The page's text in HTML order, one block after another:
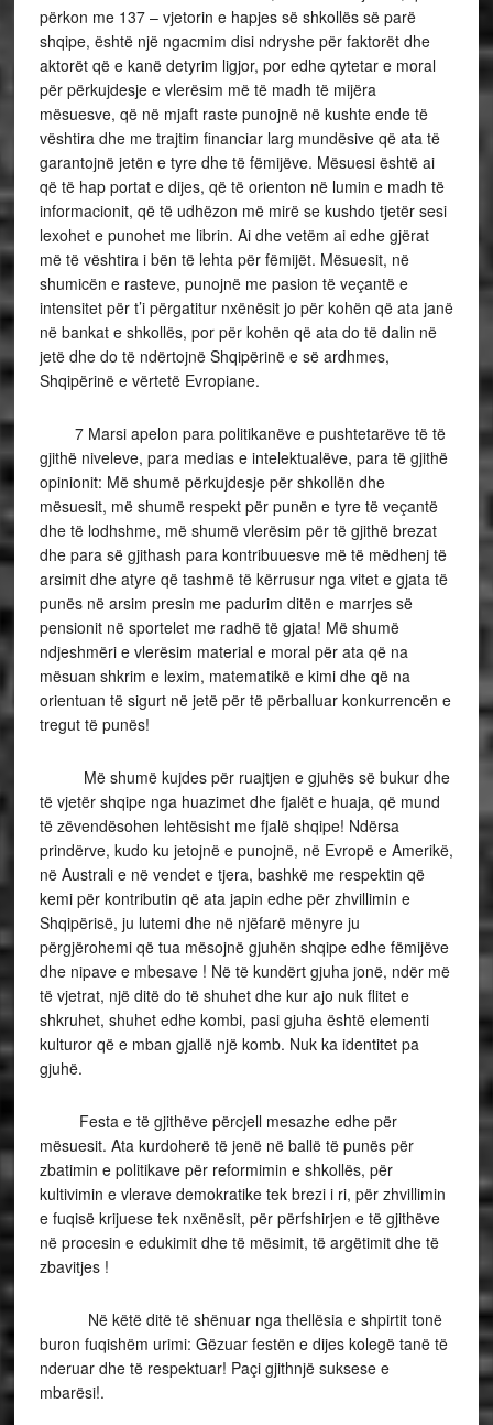
përkon me 137 – vjetorin e hapjes së shkollës së parë
shqipe, është një ngacmim disi ndryshe për faktorët dhe
aktorët që e kanë detyrim ligjor, por edhe qytetar e moral
për përkujdesje e vlerësim më të madh të mijëra
mësuesve, që në mjaft raste punojnë në kushte ende të
vështira dhe me trajtim financiar larg mundësive që ata të
garantojnë jetën e tyre dhe të fëmijëve. Mësuesi është ai
që të hap portat e dijes, që të orienton në lumin e madh të
informacionit, që të udhëzon më mirë se kushdo tjetër sesi
lexohet e punohet me librin. Ai dhe vetëm ai edhe gjërat
më të vështira i bën të lehta për fëmijët. Mësuesit, në
shumicën e rasteve, punojnë me pasion të veçantë e
intensitet për t’i përgatitur nxënësit jo për kohën që ata janë
në bankat e shkollës, por për kohën që ata do të dalin në
jetë dhe do të ndërtojnë Shqipërinë e së ardhmes,
Shqipërinë e vërtetë Evropiane.
7 Marsi apelon para politikanëve e pushtetarëve të të
gjithë niveleve, para medias e intelektualëve, para të gjithë
opinionit: Më shumë përkujdesje për shkollën dhe
mësuesit, më shumë respekt për punën e tyre të veçantë
dhe të lodhshme, më shumë vlerësim për të gjithë brezat
dhe para së gjithash para kontribuuesve më të mëdhenj të
arsimit dhe atyre që tashmë të kërrusur nga vitet e gjata të
punës në arsim presin me padurim ditën e marrjes së
pensionit në sportelet me radhë të gjata! Më shumë
ndjeshmëri e vlerësim material e moral për ata që na
mësuan shkrim e lexim, matematikë e kimi dhe që na
orientuan të sigurt në jetë për të përballuar konkurrencën e
tregut të punës!
Më shumë kujdes për ruajtjen e gjuhës së bukur dhe
të vjetër shqipe nga huazimet dhe fjalët e huaja, që mund
të zëvendësohen lehtësisht me fjalë shqipe! Ndërsa
prindërve, kudo ku jetojnë e punojnë, në Evropë e Amerikë,
në Australi e në vendet e tjera, bashkë me respektin që
kemi për kontributin që ata japin edhe për zhvillimin e
Shqipërisë, ju lutemi dhe në njëfarë mënyre ju
përgjërohemi që tua mësojnë gjuhën shqipe edhe fëmijëve
dhe nipave e mbesave ! Në të kundërt gjuha jonë, ndër më
të vjetrat, një ditë do të shuhet dhe kur ajo nuk flitet e
shkruhet, shuhet edhe kombi, pasi gjuha është elementi
kulturor që e mban gjallë një komb. Nuk ka identitet pa
gjuhë.
Festa e të gjithëve përcjell mesazhe edhe për
mësuesit. Ata kurdoherë të jenë në ballë të punës për
zbatimin e politikave për reformimin e shkollës, për
kultivimin e vlerave demokratike tek brezi i ri, për zhvillimin
e fuqisë krijuese tek nxënësit, për përfshirjen e të gjithëve
në procesin e edukimit dhe të mësimit, të argëtimit dhe të
zbavitjes !
Në këtë ditë të shënuar nga thellësia e shpirtit tonë
buron fuqishëm urimi: Gëzuar festën e dijes kolegë tanë të
nderuar dhe të respektuar! Paçi gjithnjë suksese e
mbarësi!.